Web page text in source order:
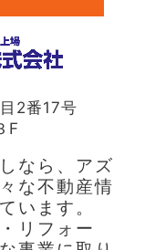
2番17号
F
なら、アズ
な不動産情
います。
リフォー